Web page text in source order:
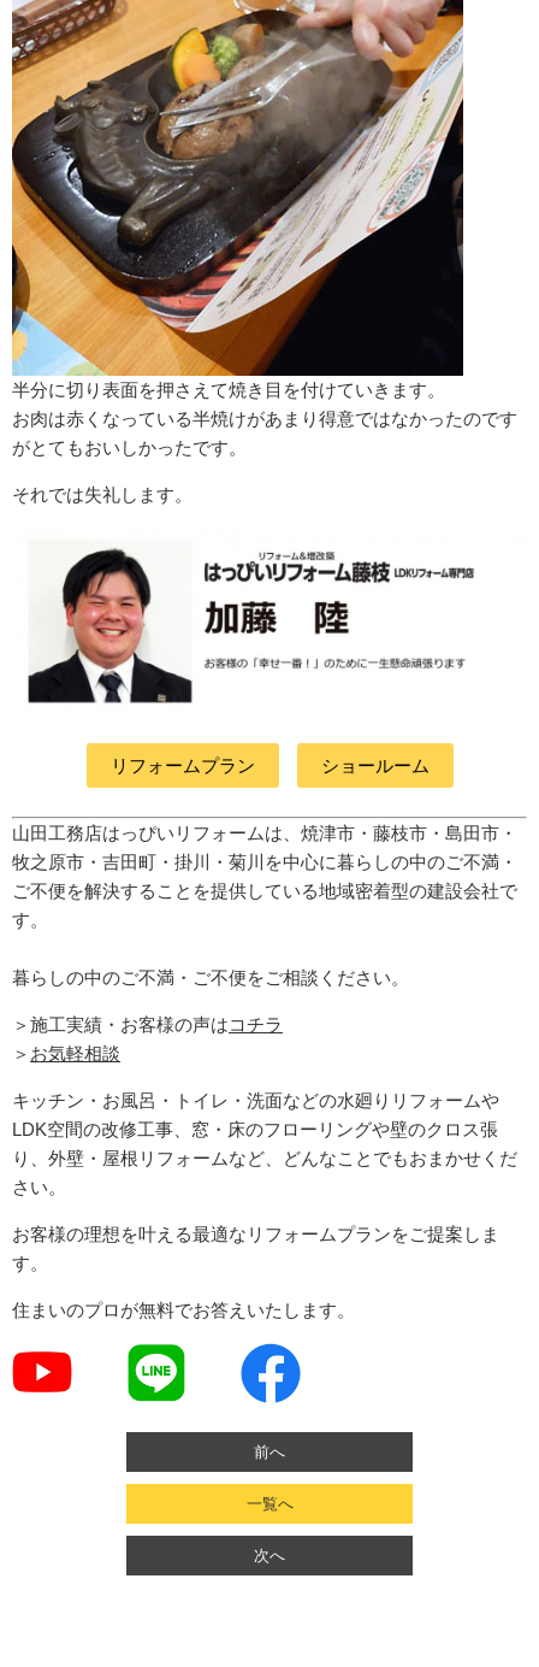
半分に切り表面を押さえて焼き目を付けていきます。
お肉は赤くなっている半焼けがあまり得意ではなかったのです
がとてもおいしかったです。
それでは失礼します。
リフォームプラン ショールーム
山田工務店はっぴいリフォームは、焼津市・藤枝市・島田市・
牧之原市・吉田町 ・掛川・菊川 を中心に暮らしの中のご不満・
ご不便を解決することを提供している地域密着型の建設会社で
す。
暮らしの中のご不満・ご不便をご相談ください。
＞施工実績・お客様の声はコチラ
＞ お気軽相談
キッチン・お風呂・トイレ・洗面などの水廻りリフォームや
LDK空間の改修工事、窓・床のフローリングや壁のクロス張
り、外壁・屋根リフォームなど、どんなことでもおまかせくだ
さい。
お客様の理想を叶える最適なリフォームプランをご提案しま
す。
住まいのプロが無料でお答えいたします。
前へ
一覧へ
次へ